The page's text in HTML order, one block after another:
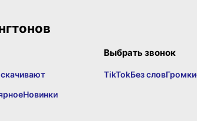
Новинки
Выбрать звонок
TikTokБез слов